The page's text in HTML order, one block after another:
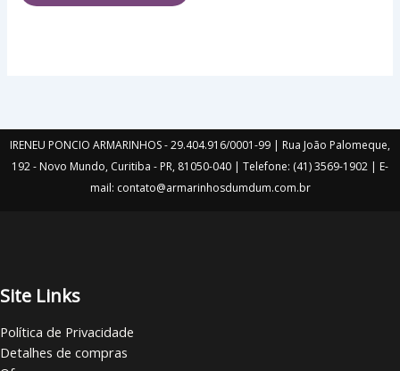
IRENEU PONCIO ARMARINHOS - 29.404.916/0001-99 | Rua João Palomeque,
192 - Novo Mundo, Curitiba - PR, 81050-040 | Telefone: (41) 3569-1902 | E-
mail: contato@armarinhosdumdum.com.br
Site Links
Política de Privacidade
Detalhes de compras